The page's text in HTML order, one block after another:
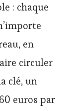
: chaque
en
circuler
clé, un
euros par